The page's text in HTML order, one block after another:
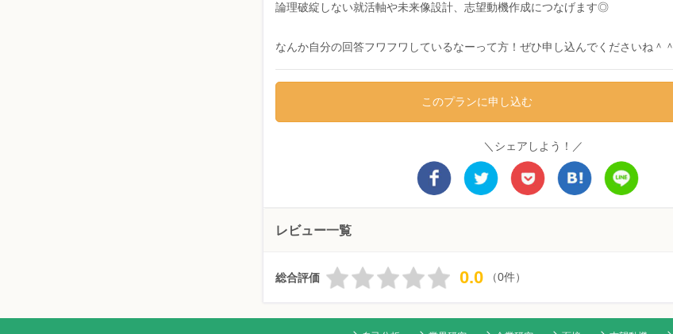
論理破綻しない就活軸や未来像設計、志望動機作成につなげます◎
なんか自分の回答フワフワしているなーって方！ぜひ申し込んでくださいね＾＾
このプランに申し込む
＼シェアしよう！／
レビュー一覧
総合評価 0.0 （0件）